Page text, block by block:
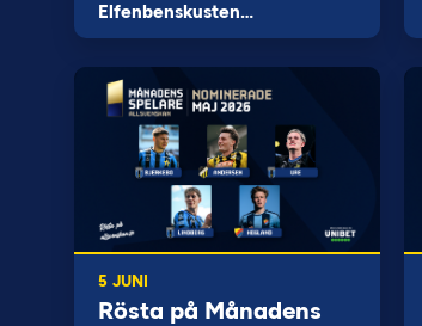
Elfenbenskusten…
5 JUNI
Rösta på Månadens